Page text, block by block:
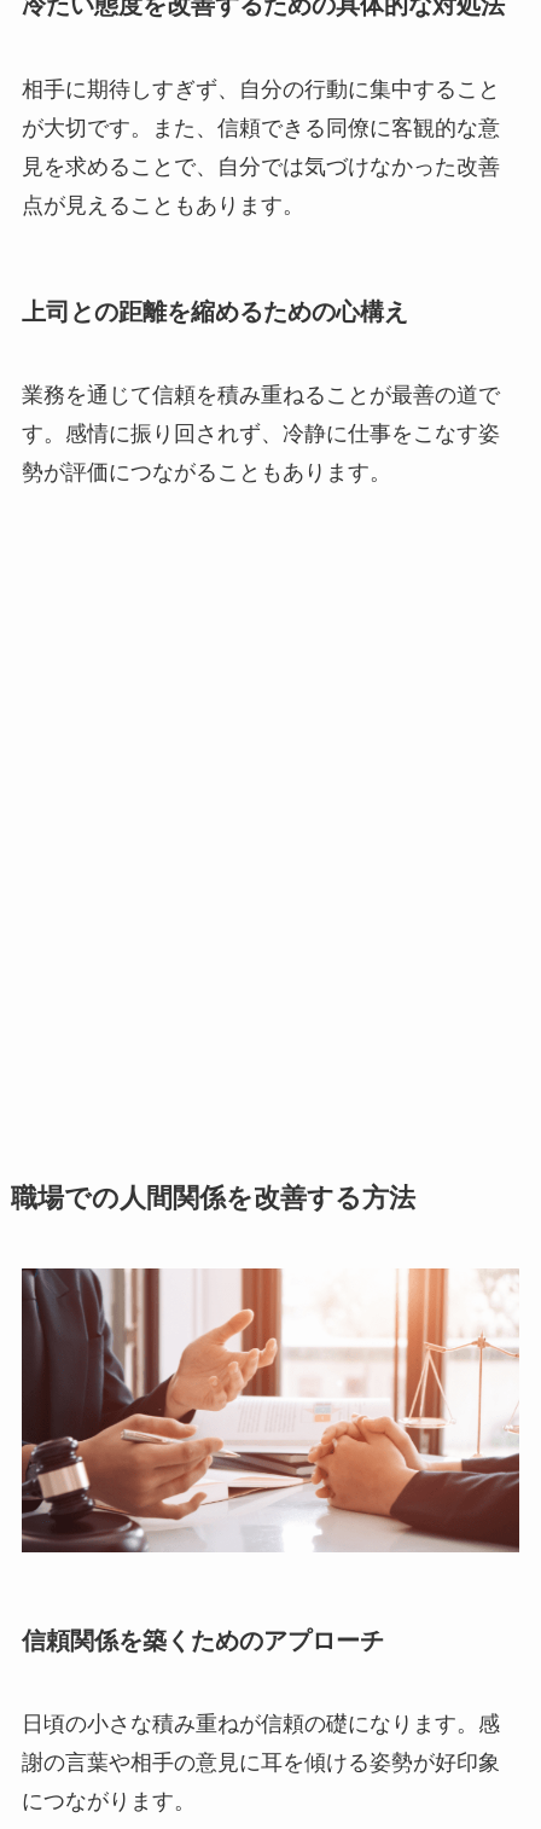
相手に期待しすぎず、自分の行動に集中すること
が大切です。また、信頼できる同僚に客観的な意
見を求めることで、自分では気づけなかった改善
点が見えることもあります。
上司との距離を縮めるための心構え
業務を通じて信頼を積み重ねることが最善の道で
す。感情に振り回されず、冷静に仕事をこなす姿
勢が評価につながることもあります。
職場での人間関係を改善する方法
信頼関係を築くためのアプローチ
日頃の小さな積み重ねが信頼の礎になります。感
謝の言葉や相手の意見に耳を傾ける姿勢が好印象
につながります。